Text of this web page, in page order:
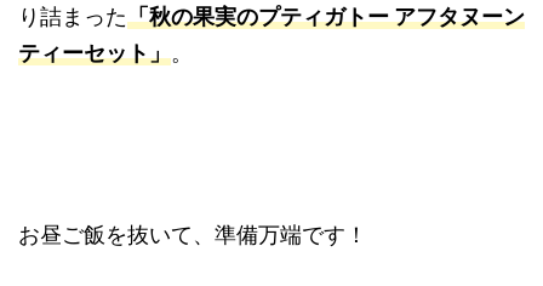
り詰まった「秋の果実のプティガトー アフタヌーン
ティーセット」。
お昼ご飯を抜いて、準備万端です！